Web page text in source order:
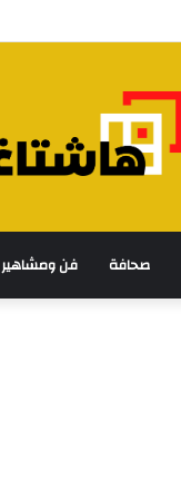
صحافة فن ومشاهير